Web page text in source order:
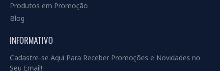
Produtos em Promoção
Blog
INFORMATIVO
Cadastre-se Aqui Para Receber Promoções e Novidades no
Seu Email!